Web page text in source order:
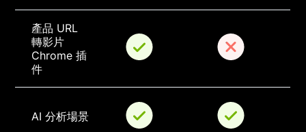
產品 URL
轉影片
Chrome 插
件
AI 分析場景